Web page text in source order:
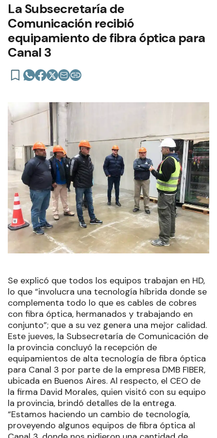
La Subsecretaría de
Comunicación recibió
equipamiento de fibra óptica para
Canal 3
Se explicó que todos los equipos trabajan en HD,
lo que “involucra una tecnología híbrida donde se
complementa todo lo que es cables de cobres
con fibra óptica, hermanados y trabajando en
conjunto”; que a su vez genera una mejor calidad.
Este jueves, la Subsecretaría de Comunicación de
la provincia concluyó la recepción de
equipamientos de alta tecnología de fibra óptica
para Canal 3 por parte de la empresa DMB FIBER,
ubicada en Buenos Aires. Al respecto, el CEO de
la firma David Morales, quien visitó con su equipo
la provincia, brindó detalles de la entrega.
“Estamos haciendo un cambio de tecnología,
proveyendo algunos equipos de fibra óptica al